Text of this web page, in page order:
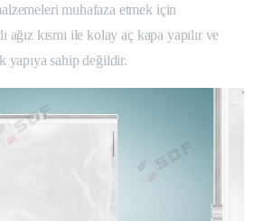
muhafaza etmek için
ağız kısmı ile kolay aç kapa yapılır ve
yapıya sahip değildir.